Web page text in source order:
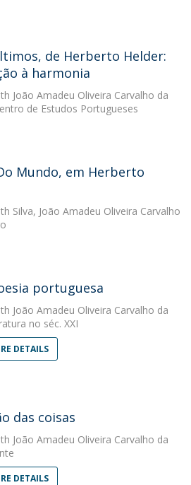
de Herberto Helder:
à harmonia
João Amadeu Oliveira Carvalho da
de Estudos Portugueses
Mundo, em Herberto
Silva, João Amadeu Oliveira Carvalho
portuguesa
João Amadeu Oliveira Carvalho da
no séc. XXI
DETAILS
das coisas
João Amadeu Oliveira Carvalho da
DETAILS